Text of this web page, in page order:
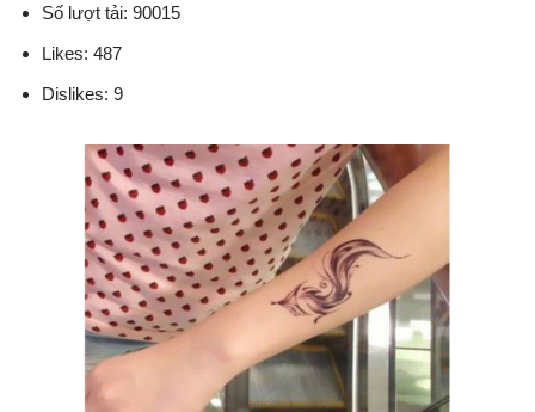
Số lượt tải: 90015
Likes: 487
Dislikes: 9